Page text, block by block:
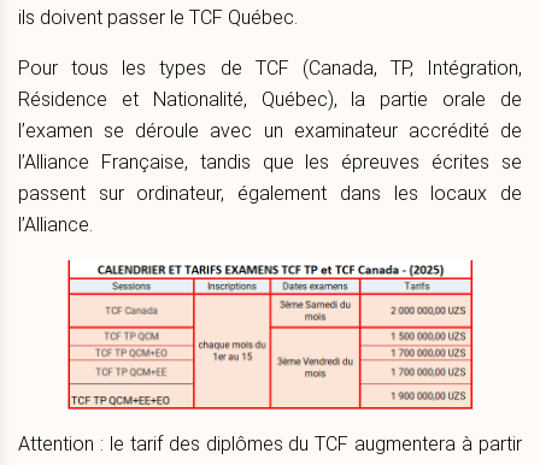
ils doivent passer le TCF Québec.
Pour tous les types de TCF (Canada, TP, Intégration,
Résidence et Nationalité, Québec), la partie orale de
l’examen se déroule avec un examinateur accrédité de
l’Alliance Française, tandis que les épreuves écrites se
passent sur ordinateur, également dans les locaux de
l’Alliance.
Attention : le tarif des diplômes du TCF augmentera à partir